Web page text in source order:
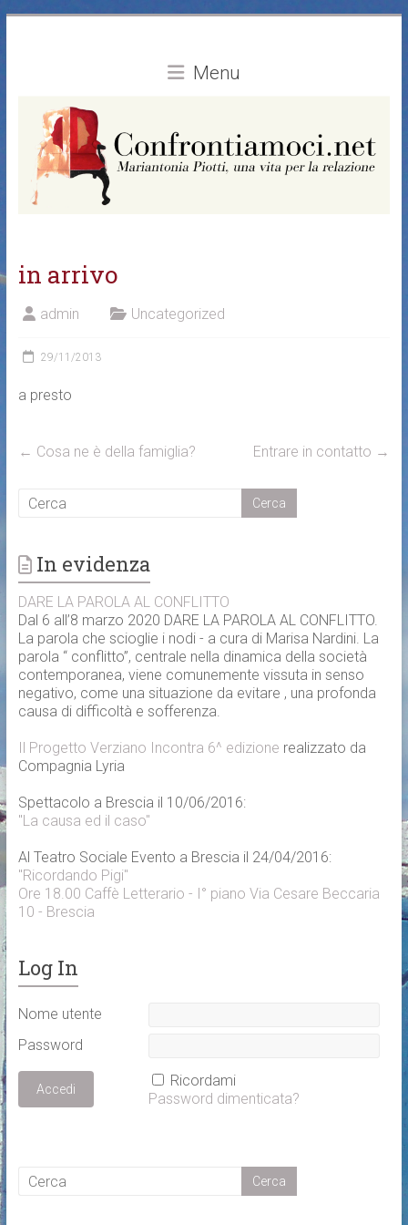
Menu
in arrivo
admin Uncategorized
29/11/2013
a presto
← Cosa ne è della famiglia? Entrare in contatto →
In evidenza
DARE LA PAROLA AL CONFLITTO
Dal 6 all’8 marzo 2020 DARE LA PAROLA AL CONFLITTO.
La parola che scioglie i nodi - a cura di Marisa Nardini. La
parola “ conflitto”, centrale nella dinamica della società
contemporanea, viene comunemente vissuta in senso
negativo, come una situazione da evitare , una profonda
causa di difficoltà e sofferenza.
Il Progetto Verziano Incontra 6^ edizione realizzato da
Compagnia Lyria
Spettacolo a Brescia il 10/06/2016:
"La causa ed il caso"
Al Teatro Sociale Evento a Brescia il 24/04/2016:
"Ricordando Pigi"
Ore 18.00 Caffè Letterario - I° piano Via Cesare Beccaria
10 - Brescia
Log In
Nome utente
Password
Ricordami
Password dimenticata?